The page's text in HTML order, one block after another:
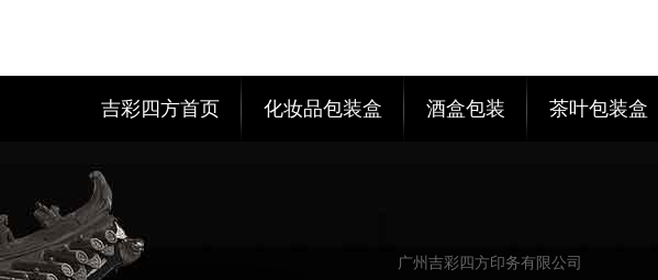
吉彩四方首页 化妆品包装盒 酒盒包装 茶叶包装盒
广州吉彩四方印务有限公司